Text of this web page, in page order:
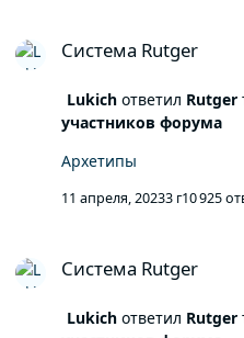
всех продал. Но, конечно, бывают исключения.
качество. Но это
что было, такое себе) Поговаривают, что сливали
Короче, не долюбливали
сериале Винил эта тема
Система Rutger
Lukichответил Rutger
участников форума
Архетипы
11 апреля, 20233 г10 925
Система Rutger
Lukichответил Rutger